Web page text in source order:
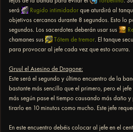
será
Rugido intimidador que aturdirá al
objetivos cercanos durante 8 segundos. Esto lo
segundos. Los sacerdotes deberán usar sus
chamanes sus
Tótem de tremor. El tanque
para provocar al jefe cada vez que esto ocurra.
Gruul el Asesino de Dragone:
Este será el segundo y último encuentro de la
bastante más sencillo que el primero, pero el
más según pase el tiempo causando más daño
tirarlo en 10 minutos como mucho. Este jefe
En este encuentro debéis colocar al jefe en el